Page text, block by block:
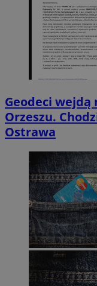
Geodeci
Orzeszu.
Ostrawa